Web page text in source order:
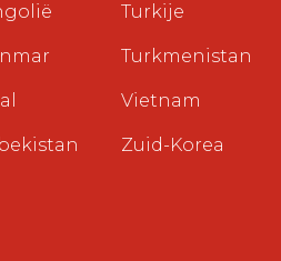
Turkije
Turkmenistan
Vietnam
Zuid-Korea